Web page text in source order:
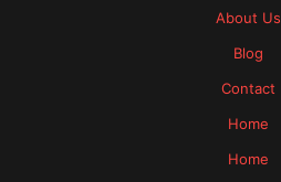
About Us
Blog
Contact
Home
Home